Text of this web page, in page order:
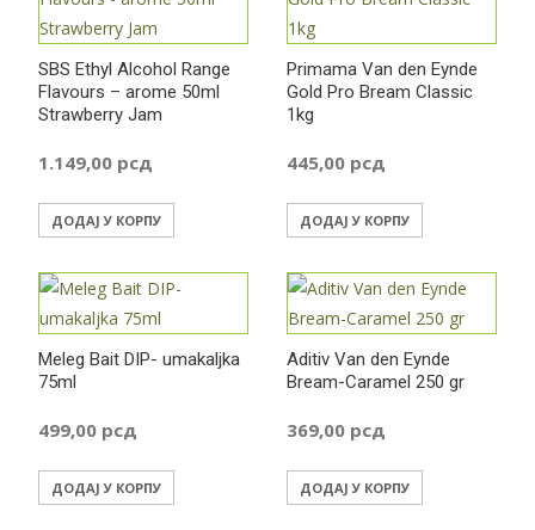
SBS Ethyl Alcohol Range
Flavours – arome 50ml
Strawberry Jam
1.149,00 рсд
ДОДАЈ У КОРПУ
Primama Van den Eynde
Gold Pro Bream Classic
1kg
445,00 рсд
ДОДАЈ У КОРПУ
Meleg Bait DIP- umakaljka
75ml
499,00 рсд
ДОДАЈ У КОРПУ
Aditiv Van den Eynde
Bream-Caramel 250 gr
369,00 рсд
ДОДАЈ У КОРПУ